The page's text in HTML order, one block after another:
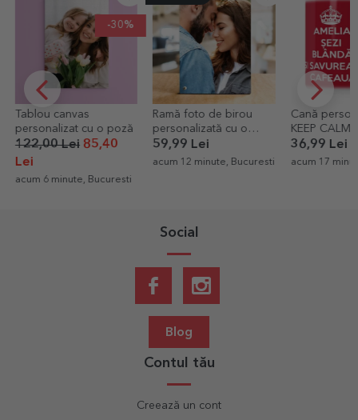
Ramă foto de birou
personalizată cu o
poză portret
59,99 Lei
acum 12 minute, Bucuresti
Cană personalizată -
KEEP CALM AND
RELAX
36,99 Lei
acum 17 minute, Olt
Termos
Fotbal
89,00
acum 26
Social
Blog
Contul tău
Creează un cont